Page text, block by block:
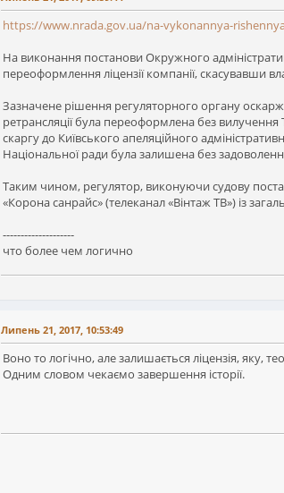
https://www.nrada.gov.ua/na-vykonannya-
На виконання постанови Окружного
переоформлення ліцензії компанії, скасувавши
Зазначене рішення регуляторного органу
ретрансляції була переоформлена без
скаргу до Київського апеляційного
Національної ради була залишена без
Таким чином, регулятор, виконуючи судову
«Корона санрайс» (телеканал «Вінтаж ТВ») із
--------------------
что более чем логично
Липень 21, 2017, 10:53:49
Воно то логічно, але залишається ліцензія, яку,
Одним словом чекаємо завершення історії.